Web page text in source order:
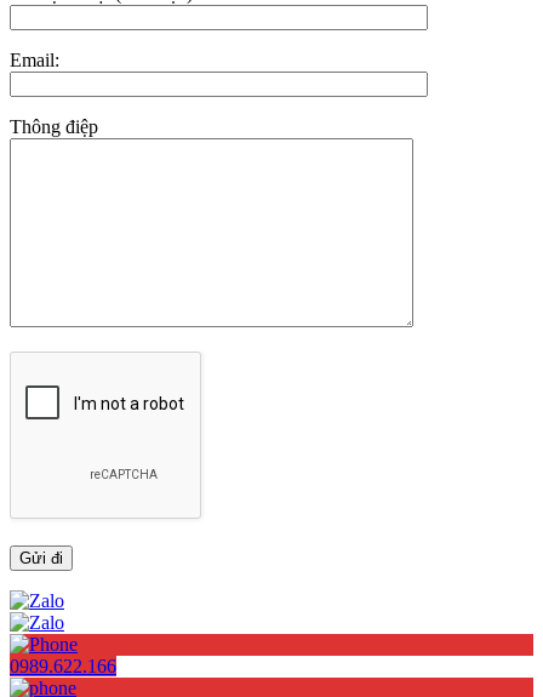
Email:
Thông điệp
0989.622.166